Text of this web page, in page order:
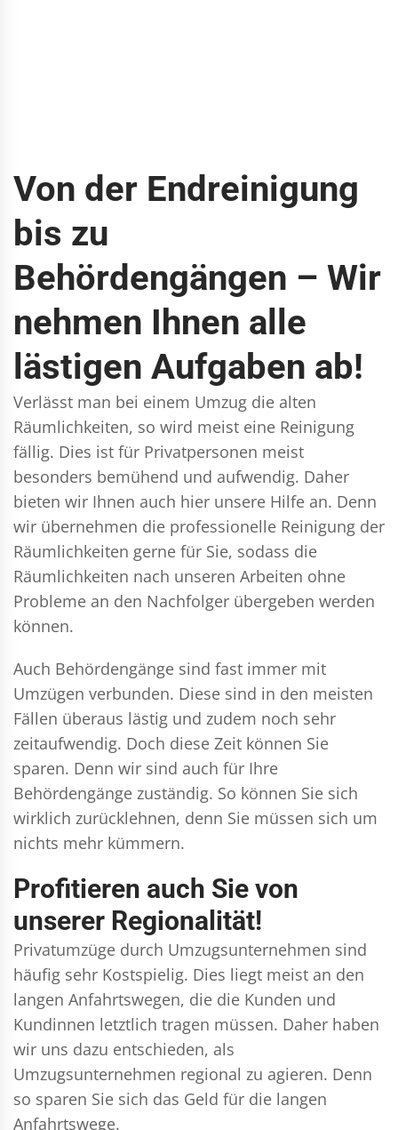
Von der Endreinigung
bis zu
Behördengängen – Wir
nehmen Ihnen alle
lästigen Aufgaben ab!
Verlässt man bei einem Umzug die alten
Räumlichkeiten, so wird meist eine Reinigung
fällig. Dies ist für Privatpersonen meist
besonders bemühend und aufwendig. Daher
bieten wir Ihnen auch hier unsere Hilfe an. Denn
wir übernehmen die professionelle Reinigung der
Räumlichkeiten gerne für Sie, sodass die
Räumlichkeiten nach unseren Arbeiten ohne
Probleme an den Nachfolger übergeben werden
können.
Auch Behördengänge sind fast immer mit
Umzügen verbunden. Diese sind in den meisten
Fällen überaus lästig und zudem noch sehr
zeitaufwendig. Doch diese Zeit können Sie
sparen. Denn wir sind auch für Ihre
Behördengänge zuständig. So können Sie sich
wirklich zurücklehnen, denn Sie müssen sich um
nichts mehr kümmern.
Profitieren auch Sie von
unserer Regionalität!
Privatumzüge durch Umzugsunternehmen sind
häufig sehr Kostspielig. Dies liegt meist an den
langen Anfahrtswegen, die die Kunden und
Kundinnen letztlich tragen müssen. Daher haben
wir uns dazu entschieden, als
Umzugsunternehmen regional zu agieren. Denn
so sparen Sie sich das Geld für die langen
Anfahrtswege.